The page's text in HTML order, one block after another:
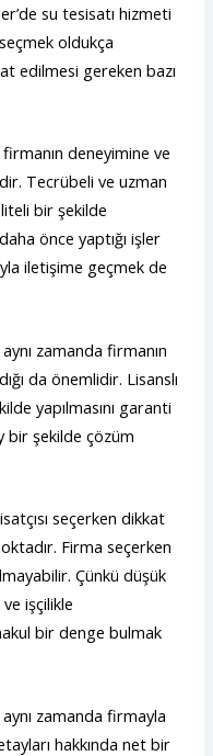
su tesisatı hizmeti
oldukça
edilmesi gereken bazı
deneyimine ve
Tecrübeli ve uzman
bir şekilde
önce yaptığı işler
iletişime geçmek de
zamanda firmanın
da önemlidir. Lisanslı
yapılmasını garanti
bir şekilde çözüm
seçerken dikkat
Firma seçerken
Çünkü düşük
işçilikle
bir denge bulmak
zamanda firmayla
hakkında net bir